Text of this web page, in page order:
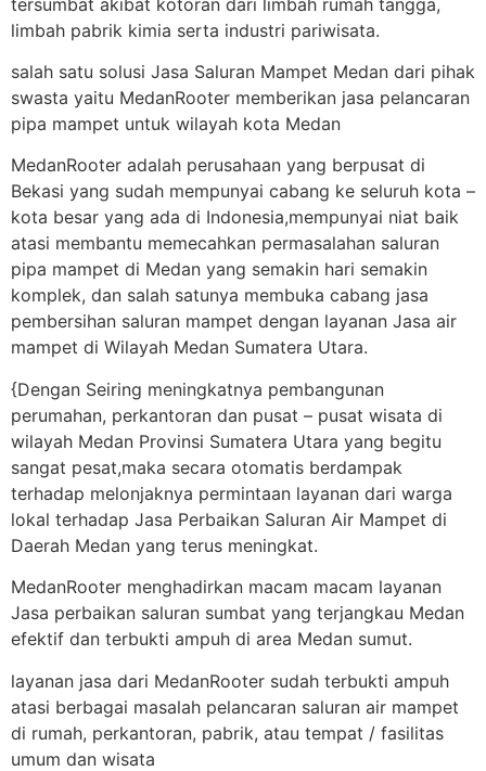
limbah pabrik kimia serta industri pariwisata.
salah satu solusi Jasa Saluran Mampet Medan dari pihak
swasta yaitu MedanRooter memberikan jasa pelancaran
pipa mampet untuk wilayah kota Medan
MedanRooter adalah perusahaan yang berpusat di
Bekasi yang sudah mempunyai cabang ke seluruh kota –
kota besar yang ada di Indonesia,mempunyai niat baik
atasi membantu memecahkan permasalahan saluran
pipa mampet di Medan yang semakin hari semakin
komplek, dan salah satunya membuka cabang jasa
pembersihan saluran mampet dengan layanan Jasa air
mampet di Wilayah Medan Sumatera Utara.
{Dengan Seiring meningkatnya pembangunan
perumahan, perkantoran dan pusat – pusat wisata di
wilayah Medan Provinsi Sumatera Utara yang begitu
sangat pesat,maka secara otomatis berdampak
terhadap melonjaknya permintaan layanan dari warga
lokal terhadap Jasa Perbaikan Saluran Air Mampet di
Daerah Medan yang terus meningkat.
MedanRooter menghadirkan macam macam layanan
Jasa perbaikan saluran sumbat yang terjangkau Medan
efektif dan terbukti ampuh di area Medan sumut.
layanan jasa dari MedanRooter sudah terbukti ampuh
atasi berbagai masalah pelancaran saluran air mampet
di rumah, perkantoran, pabrik, atau tempat / fasilitas
umum dan wisata